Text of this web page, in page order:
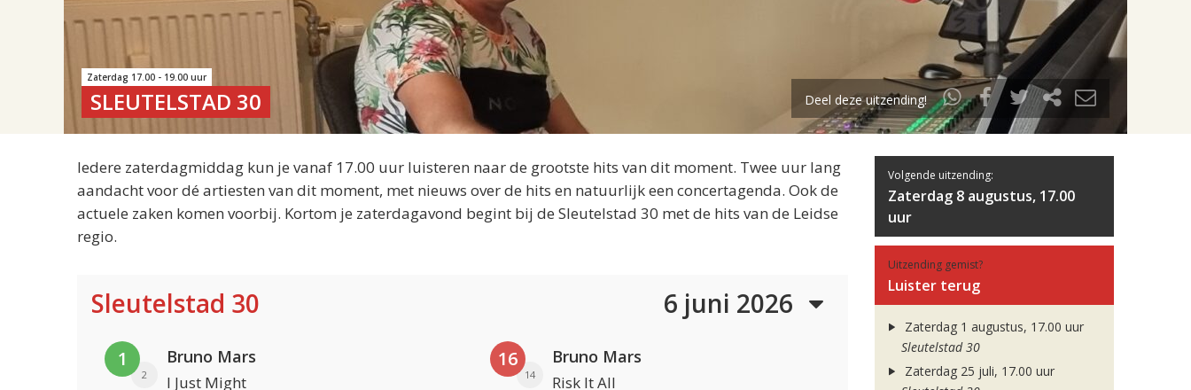
Zaterdag 17.00 - 19.00 uur
SLEUTELSTAD 30 Deel deze uitzending!
Iedere zaterdagmiddag kun je vanaf 17.00 uur luisteren naar de grootste hits van dit moment. Twee uur lang
aandacht voor dé artiesten van dit moment, met nieuws over de hits en natuurlijk een concertagenda. Ook de
actuele zaken komen voorbij. Kortom je zaterdagavond begint bij de Sleutelstad 30 met de hits van de Leidse
regio.
Sleutelstad 30 6 juni 2026
1
2
Bruno Mars
I Just Might
16
14
Bruno Mars
Risk It All
Volgende uitzending:
Zaterdag 8 augustus, 17.00
uur
Uitzending gemist?
Luister terug
Zaterdag 1 augustus, 17.00 uur
Sleutelstad 30
Zaterdag 25 juli, 17.00 uur